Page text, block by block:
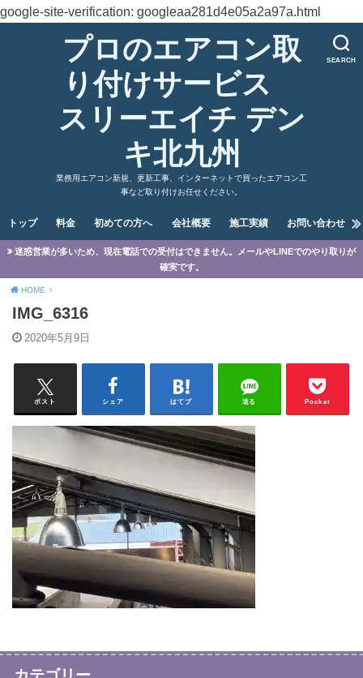
google-site-verification: googleaa281d4e05a2a97a.html
SEARCH
プロのエアコン取
り付けサービス
スリーエイチ デン
キ北九州
業務用エアコン新規、更新工事、インターネットで買ったエアコン工
事など取り付けお任せください。
トップ 料金 初めての方へ 会社概要 施工実績 お問い合わせ
迷惑営業が多いため、現在電話での受付はできません。メールやLINEでのやり取りが
確実です。
HOME
IMG_6316
2020年5月9日
ポスト シェア はてブ 送る Pocket